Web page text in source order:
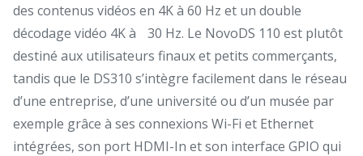
des contenus vidéos en 4K à 60 Hz et un double
décodage vidéo 4K à 30 Hz. Le NovoDS 110 est plutôt
destiné aux utilisateurs finaux et petits commerçants,
tandis que le DS310 s’intègre facilement dans le réseau
d’une entreprise, d’une université ou d’un musée par
exemple grâce à ses connexions Wi-Fi et Ethernet
intégrées, son port HDMI-In et son interface GPIO qui